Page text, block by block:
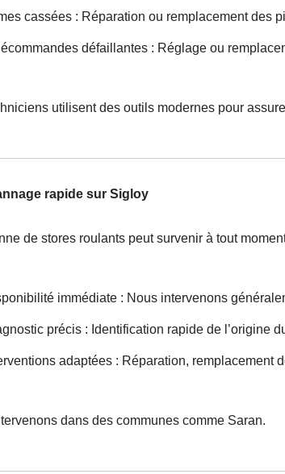
cassées : Réparation ou remplacement des
défaillantes : Réglage ou
utilisent des outils modernes pour
rapide sur Sigloy
de stores roulants peut survenir à tout
immédiate : Nous intervenons
précis : Identification rapide de l’origine
adaptées : Réparation, remplacement
dans des communes comme Saran.